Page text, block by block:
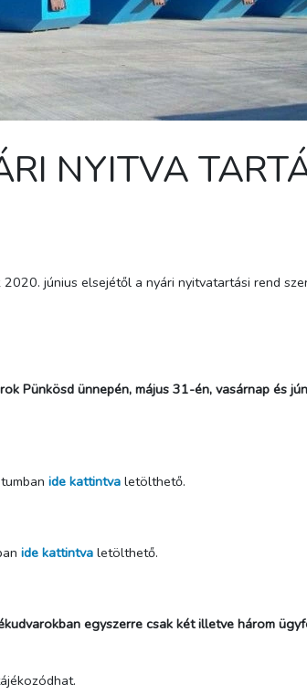
NYITVA
június elsejétől a nyári nyitvatartási rend
Pünkösd ünnepén, május 31-én, vasárnap és
ide kattintva letölthető.
ide kattintva letölthető.
egyszerre csak két illetve három